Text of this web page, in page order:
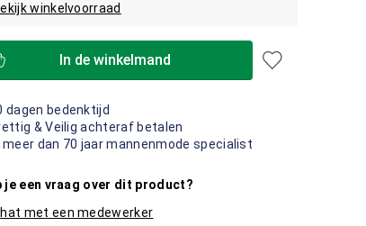
winkelvoorraad
In de winkelmand
dagen bedenktijd
& Veilig achteraf betalen
meer dan 70 jaar mannenmode specialist
je een vraag over dit product?
met een medewerker